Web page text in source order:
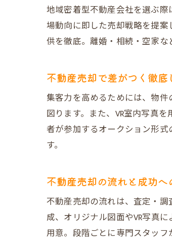
地域密着型不動産会社を選ぶ
場動向に即した売却戦略を提
供を徹底。離婚・相続・空家な
不動産売却で差がつく徹底
集客力を高めるためには、物
図ります。また、VR室内写真
者が参加するオークション形
す。
不動産売却の流れと成功
不動産売却の流れは、査定・
成、オリジナル図面やVR写真
用意。段階ごとに専門スタッフ